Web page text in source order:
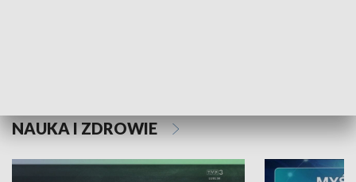
NAUKA I ZDROWIE